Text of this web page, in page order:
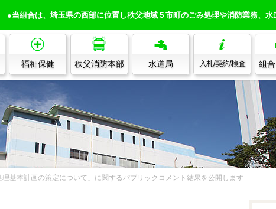
●当組合は、埼玉県の西部に位置し秩父地域５市町のごみ処理や消防業務、水
福祉保健 秩父消防本部 水道局 入札/契約/検査 組
理基本計画の策定について」に関するパブリックコメント結果を公開します